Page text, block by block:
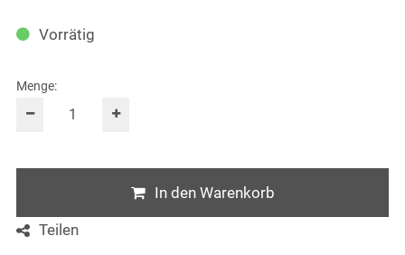
Vorrätig
Menge:
In den Warenkorb
Teilen